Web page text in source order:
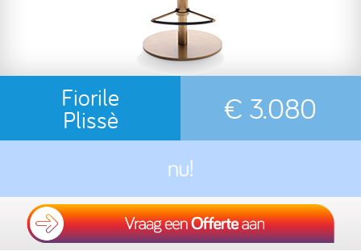
Fiorile
Plissè € 3.080